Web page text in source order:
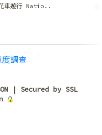
車遊行 Natio..
調查
| Secured by SSL
❆